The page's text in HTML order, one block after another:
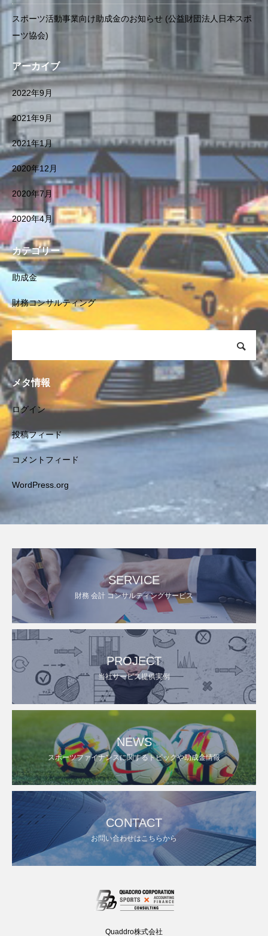
スポーツ活動事業向け助成金のお知らせ (公益財団法人日本スポ
ーツ協会)
アーカイブ
2022年9月
2021年9月
2021年1月
2020年12月
2020年7月
2020年4月
カテゴリー
助成金
財務コンサルティング
メタ情報
ログイン
投稿フィード
コメントフィード
WordPress.org
SERVICE
財務 会計 コンサルティングサービス
PROJECT
当社サービス提供実例
NEWS
スポーツファイナンスに関するトピックや助成金情報
CONTACT
お問い合わせはこちらから
Quaddro株式会社